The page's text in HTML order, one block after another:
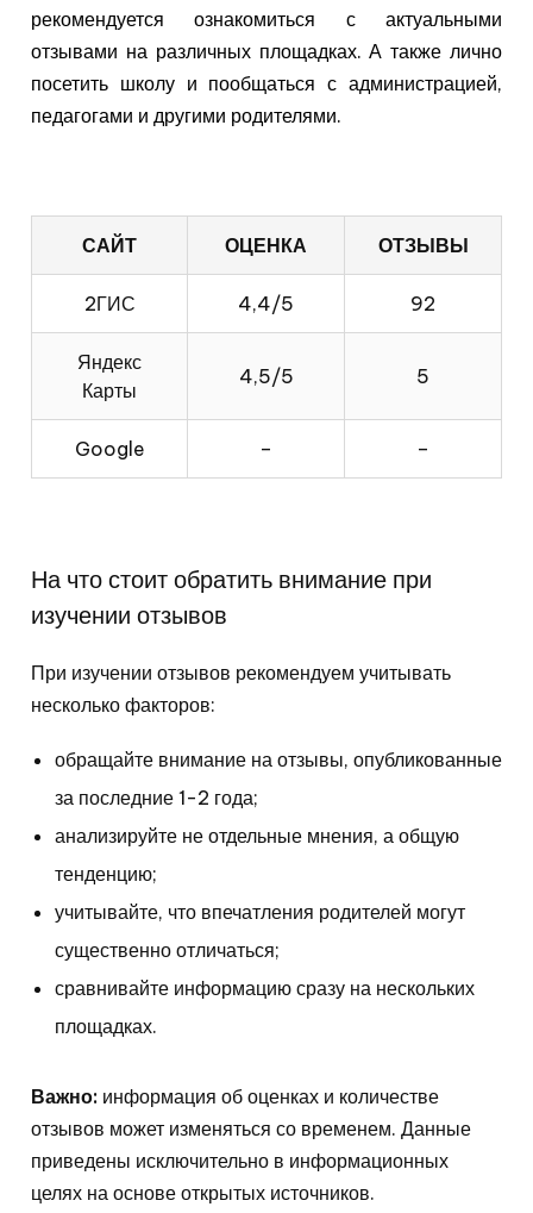
рекомендуется ознакомиться с актуальными
отзывами на различных площадках. А также лично
посетить школу и пообщаться с администрацией,
педагогами и другими родителями.
САЙТ ОЦЕНКА ОТЗЫВЫ
2ГИС 4,4/5 92
Яндекс
Карты
4,5/5 5
Google – –
На что стоит обратить внимание при
изучении отзывов
При изучении отзывов рекомендуем учитывать
несколько факторов:
обращайте внимание на отзывы, опубликованные
за последние 1-2 года;
анализируйте не отдельные мнения, а общую
тенденцию;
учитывайте, что впечатления родителей могут
существенно отличаться;
сравнивайте информацию сразу на нескольких
площадках.
Важно: информация об оценках и количестве
отзывов может изменяться со временем. Данные
приведены исключительно в информационных
целях на основе открытых источников.